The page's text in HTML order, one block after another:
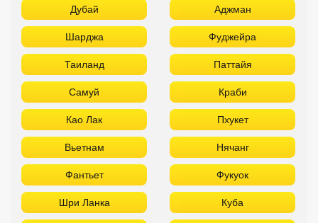
Дубай Аджман
Шарджа Фуджейра
Таиланд Паттайя
Самуй Краби
Као Лак Пхукет
Вьетнам Нячанг
Фантьет Фукуок
Шри Ланка Куба